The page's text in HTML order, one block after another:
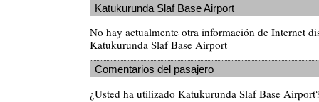
Katukurunda Slaf Base Airport
No hay actualmente otra información de Internet
Katukurunda Slaf Base Airport
Comentarios del pasajero
¿Usted ha utilizado Katukurunda Slaf Base